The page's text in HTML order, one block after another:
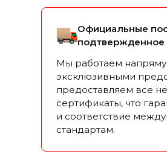
Официальные
подтвержденное
Мы работаем
эксклюзивными
предоставляем все
сертификаты, что
и соответствие
стандартам.